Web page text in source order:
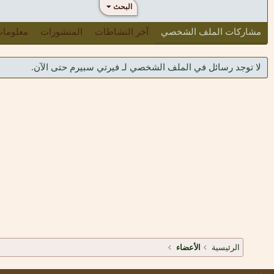
البحث
مشاركات الملف الشخصي آخر النشاطات المنشورات
لا توجد رسائل في الملف الشخصي لـ فيرتي سبيرم حتى الآن.
الرئيسية الأعضاء